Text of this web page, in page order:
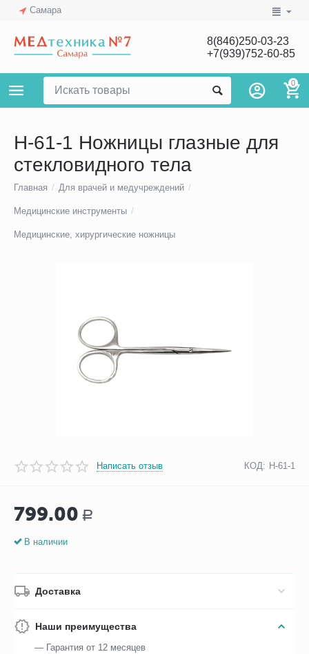
Самара
8(846)250-03-23
+7(939)752-60-85
0
Н-61-1 Ножницы глазные для
стекловидного тела
Главная / Для врачей и медучреждений /
Медицинские инструменты /
Медицинские, хирургические ножницы
Написать отзыв КОД: Н-61-1
799.00 Р
В наличии
Доставка
Наши преимущества
— Гарантия от 12 месяцев